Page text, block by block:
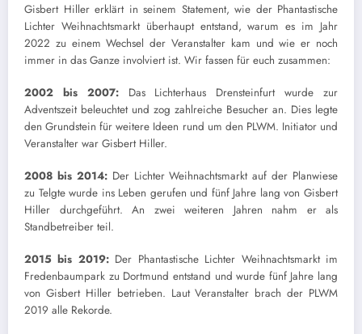
Gisbert Hiller erklärt in seinem Statement, wie der Phantastische
Lichter Weihnachtsmarkt überhaupt entstand, warum es im Jahr
2022 zu einem Wechsel der Veranstalter kam und wie er noch
immer in das Ganze involviert ist. Wir fassen für euch zusammen:
2002 bis 2007:Das Lichterhaus Drensteinfurt wurde zur
Adventszeit beleuchtet und zog zahlreiche Besucher an. Dies legte
den Grundstein für weitere Ideen rund um den PLWM. Initiator und
Veranstalter war Gisbert Hiller.
2008 bis 2014:Der Lichter Weihnachtsmarkt auf der Planwiese
zu Telgte wurde ins Leben gerufen und fünf Jahre lang von Gisbert
Hiller durchgeführt. An zwei weiteren Jahren nahm er als
Standbetreiber teil.
2015 bis 2019:Der Phantastische Lichter Weihnachtsmarkt im
Fredenbaumpark zu Dortmund entstand und wurde fünf Jahre lang
von Gisbert Hiller betrieben. Laut Veranstalter brach der PLWM
2019 alle Rekorde.